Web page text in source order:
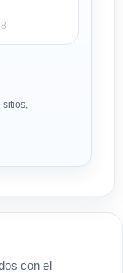
sitios,
con el